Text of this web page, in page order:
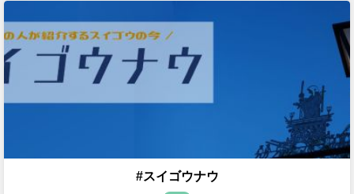
#スイゴウナウ